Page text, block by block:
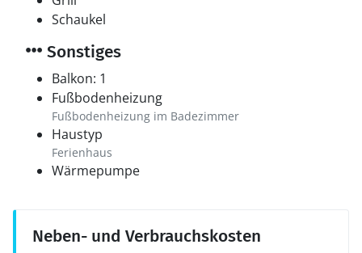
Schaukel
Sonstiges
Balkon: 1
Fußbodenheizung
Fußbodenheizung im Badezimmer
Haustyp
Ferienhaus
Wärmepumpe
Neben- und Verbrauchskosten